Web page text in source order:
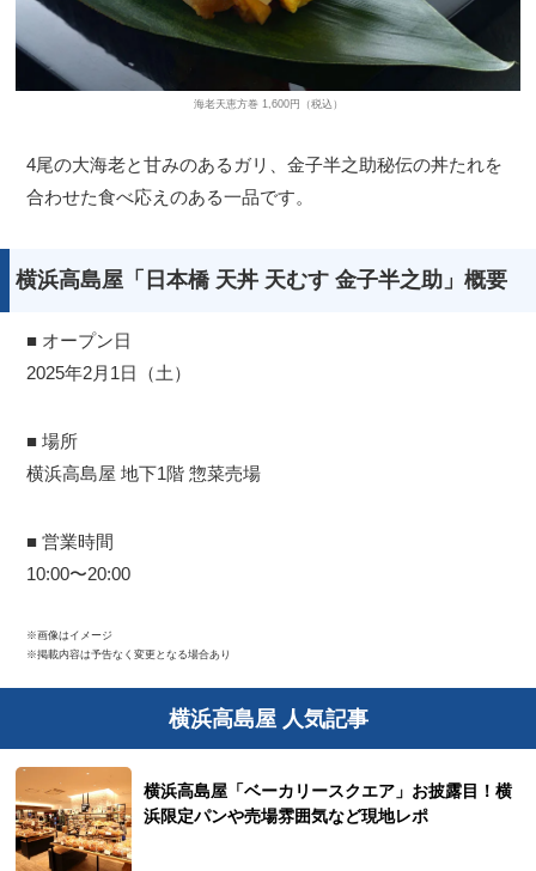
海老天恵方巻 1,600円（税込）
4尾の大海老と甘みのあるガリ、金子半之助秘伝の丼たれを
合わせた食べ応えのある一品です。
横浜高島屋「日本橋 天丼 天むす 金子半之助」概要
■ オープン日
2025年2月1日（土）
■ 場所
横浜高島屋 地下1階 惣菜売場
■ 営業時間
10:00〜20:00
※画像はイメージ
※掲載内容は予告なく変更となる場合あり
横浜高島屋 人気記事
横浜高島屋「ベーカリースクエア」お披露目！横
浜限定パンや売場雰囲気など現地レポ